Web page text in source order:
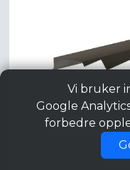
Vi bruker
Google
forbedre